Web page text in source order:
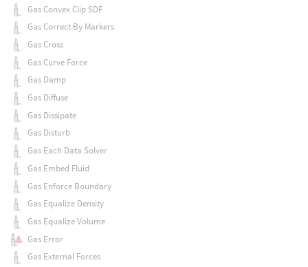
Gas Convex Clip SDF
Gas Correct By Markers
Gas Cross
Gas Curve Force
Gas Damp
Gas Diffuse
Gas Dissipate
Gas Disturb
Gas Each Data Solver
Gas Embed Fluid
Gas Enforce Boundary
Gas Equalize Density
Gas Equalize Volume
Gas Error
Gas External Forces